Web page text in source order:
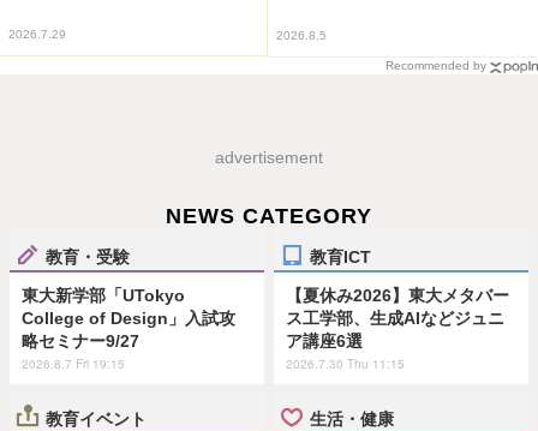
2026.7.29 2026.8.5
Recommended by
advertisement
NEWS CATEGORY
教育・受験
東大新学部「UTokyo
College of Design」入試攻
略セミナー9/27
2026.8.7 Fri 19:15
教育ICT
【夏休み2026】東大メタバー
ス工学部、生成AIなどジュニ
ア講座6選
2026.7.30 Thu 11:15
教育イベント 生活・健康